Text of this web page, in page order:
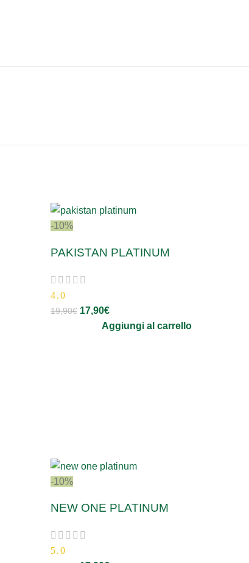
-10%
PAKISTAN PLATINUM
4.0
19,90€ 17,90€
Aggiungi al carrello
-10%
NEW ONE PLATINUM
5.0